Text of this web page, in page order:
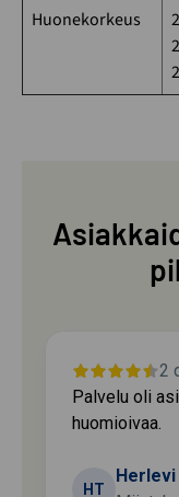
Huonekorkeus
2
Palvelu oli
huomioivaa.
HT